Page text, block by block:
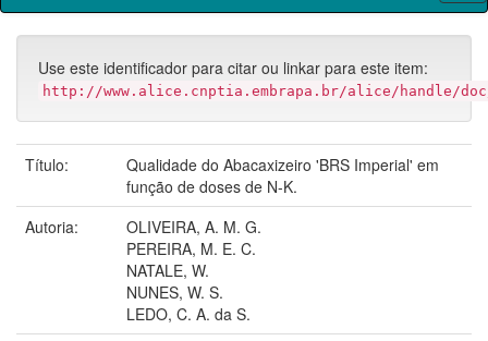
Use este identificador para citar ou linkar para este item:
http://www.alice.cnptia.embrapa.br/alice/handle/doc/
Título:
Qualidade do Abacaxizeiro 'BRS Imperial' em
função de doses de N-K.
Autoria:
OLIVEIRA, A. M. G.
PEREIRA, M. E. C.
NATALE, W.
NUNES, W. S.
LEDO, C. A. da S.